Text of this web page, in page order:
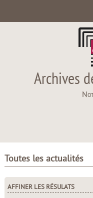
Archives
Toutes les actualités
AFFINER LES RÉSULATS